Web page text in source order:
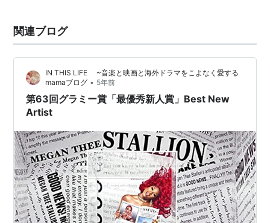
関連ブログ
IN THIS LIFE ~音楽と映画と海外ドラマをこよなく愛する
mamaブログ • 5年前
第63回グラミー賞「最優秀新人賞」Best New
Artist